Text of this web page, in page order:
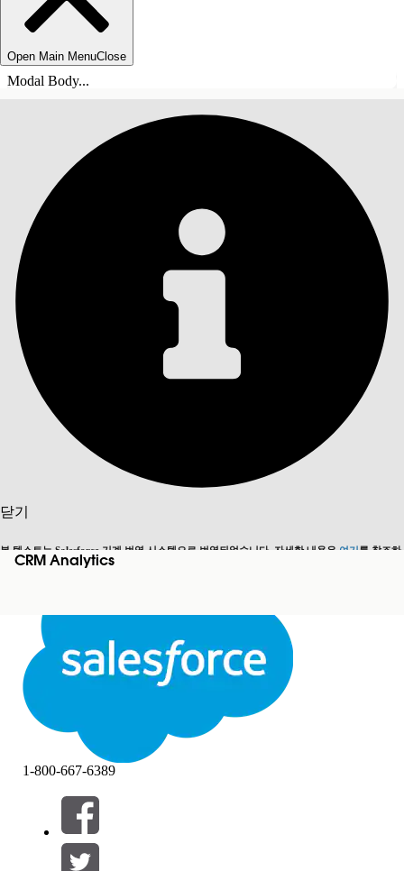
Open Main MenuClose
Modal Body...
닫기
본 텍스트는 Salesforce 기계 번역 시스템으로 번역되었습니다. 자세한 내용은 여기를 참조하
세요.
영어로 전환 지금 안 함
닫기닫기
CRM Analytics
목차
필터 (0)
필터 선택
1-800-667-6389